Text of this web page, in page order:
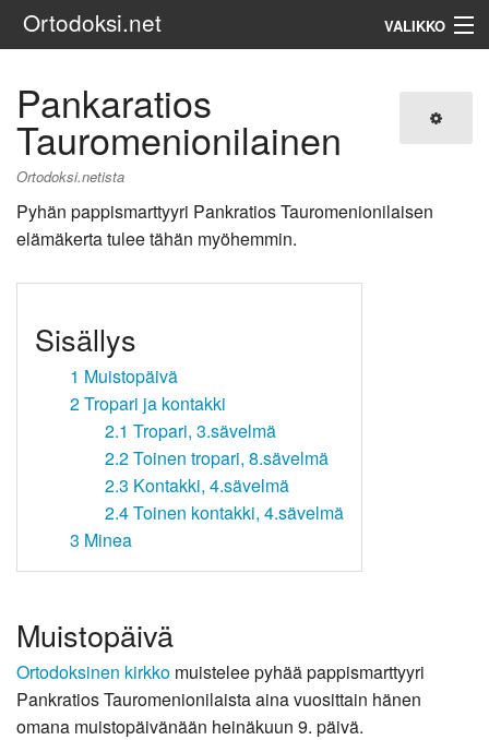
Ortodoksi.net VALIKKO
Haku
Pankaratios
Tauromenionilainen
Ortodoksi.netista
Pyhän pappismarttyyri Pankratios Tauromenionilaisen
elämäkerta tulee tähän myöhemmin.
Sisällys
1 Muistopäivä
2Tropari ja kontakki
2.1 Tropari, 3.sävelmä
2.2Toinen tropari, 8.sävelmä
2.3 Kontakki, 4.sävelmä
2.4Toinen kontakki, 4.sävelmä
3 Minea
Muistopäivä
Ortodoksinen kirkko muistelee pyhää pappismarttyyri
Pankratios Tauromenionilaista aina vuosittain hänen
omana muistopäivänään heinäkuun 9. päivä.